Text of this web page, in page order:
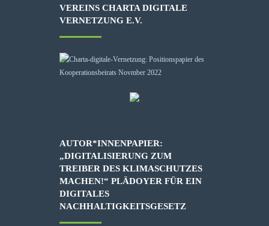
VEREINS CHARTA DIGITALE
VERNETZUNG E.V.
AUTOR*INNENPAPIER:
„DIGITALISIERUNG ZUM
TREIBER DES KLIMASCHUTZES
MACHEN!“ PLÄDOYER FÜR EIN
DIGITALES
NACHHALTIGKEITSGESETZ